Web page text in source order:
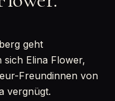
geht
Elina Flower,
Freundinnen von
vergnügt.